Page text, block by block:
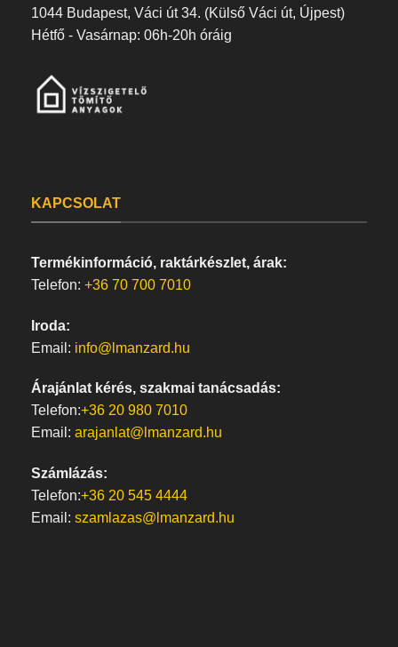
1044 Budapest, Váci út 34. (Külső Váci út, Újpest)
Hétfő - Vasárnap: 06h-20h óráig
KAPCSOLAT
Termékinformáció, raktárkészlet, árak:
Telefon: +36 70 700 7010
Iroda:
Email: info@lmanzard.hu
Árajánlat kérés, szakmai tanácsadás:
Telefon:+36 20 980 7010
Email: arajanlat@lmanzard.hu
Számlázás:
Telefon:+36 20 545 4444
Email: szamlazas@lmanzard.hu